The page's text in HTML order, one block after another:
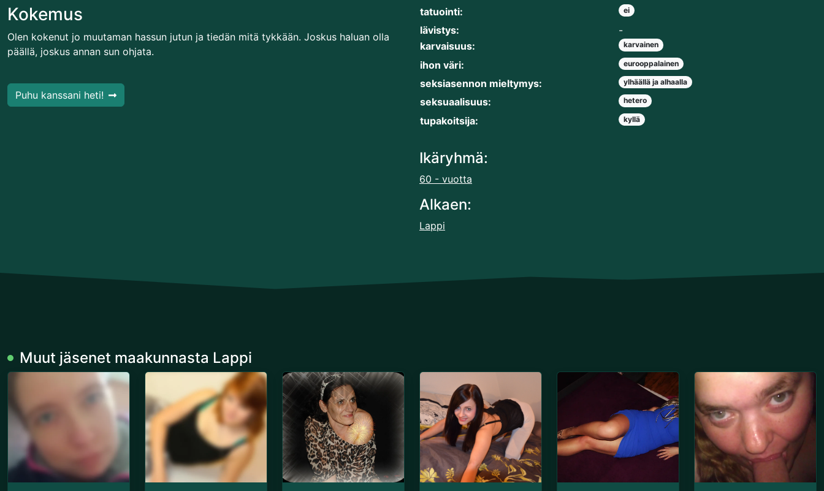
Kokemus
Olen kokenut jo muutaman hassun jutun ja tiedän mitä tykkään. Joskus haluan olla
päällä, joskus annan sun ohjata.
Puhu kanssani heti!
tatuointi: ei
lävistys:
-
karvaisuus:
karvainen
ihon väri: eurooppalainen
seksiasennon mieltymys: ylhäällä ja alhaalla
seksuaalisuus: hetero
tupakoitsija: kyllä
Ikäryhmä:
60 - vuotta
Alkaen:
Lappi
Muut jäsenet maakunnasta Lappi